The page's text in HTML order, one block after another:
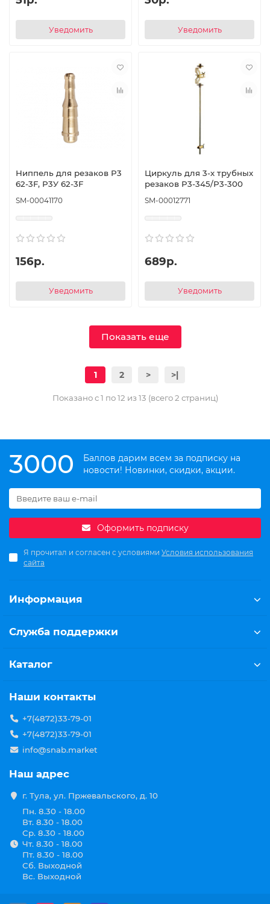
Уведомить Уведомить
Ниппель для резаков Р3
62-3F, Р3У 62-3F
SM-00041170
156р.
Уведомить
Циркуль для 3-х трубных
резаков P3-345/Р3-300
SM-00012771
689р.
Уведомить
Показать еще
1 2 > >|
Показано с 1 по 12 из 13 (всего 2 страниц)
3000
Баллов дарим всем за подписку на
новости! Новинки, скидки, акции.
Оформить подписку
Я прочитал и согласен с условиями Условия использования
сайта
Информация
Служба поддержки
Каталог
Наши контакты
+7(4872)33-79-01
+7(4872)33-79-01
info@snab.market
Наш адрес
г. Тула, ул. Пржевальского, д. 10
Пн. 8.30 - 18.00
Вт. 8.30 - 18.00
Ср. 8.30 - 18.00
Чт. 8.30 - 18.00
Пт. 8.30 - 18.00
Сб. Выходной
Вс. Выходной